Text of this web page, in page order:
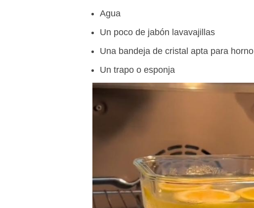
Agua
Un poco de jabón lavavajillas
Una bandeja de cristal apta para horno
Un trapo o esponja